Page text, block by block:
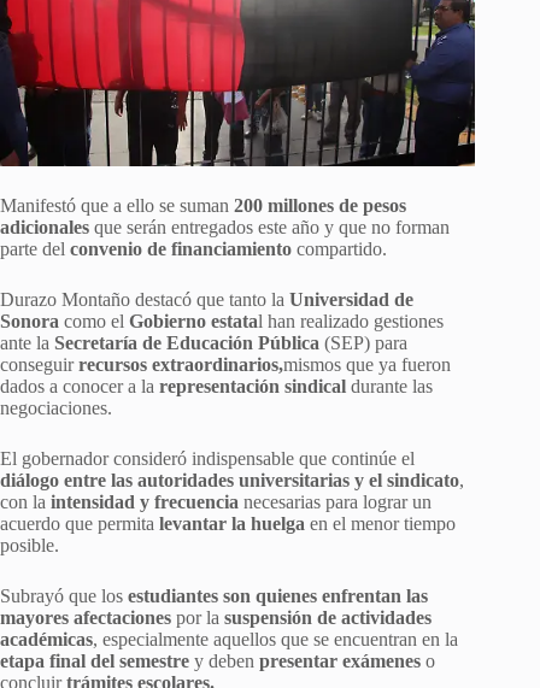
Manifestó que a ello se suman 200 millones de pesos
adicionales que serán entregados este año y que no forman
parte del convenio de financiamiento compartido.
Durazo Montaño destacó que tanto la Universidad de
Sonora como el Gobierno estatal han realizado gestiones
ante la Secretaría de Educación Pública (SEP) para
conseguirrecursos extraordinarios,mismos que ya fueron
dados a conocer a la representación sindical durante las
negociaciones.
El gobernador consideró indispensable que continúe el
diálogo entre las autoridades universitarias y el sindicato,
con la intensidad y frecuencia necesarias para lograr un
acuerdo que permita levantar la huelga en el menor tiempo
posible.
Subrayó que los estudiantes son quienes enfrentan las
mayores afectaciones por la suspensión de actividades
académicas, especialmente aquellos que se encuentran en la
etapa final del semestre y deben presentar exámenes o
concluirtrámites escolares.